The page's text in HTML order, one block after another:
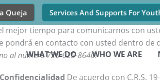
Queja Services And Supports For
WHAT WE DO WHO WE ARE
tiempo para comunicarnos con
pondrá en contacto con usted dentro de
al numero 720-625-8640.
Confidencialidad De acuerdo con C.R.S.